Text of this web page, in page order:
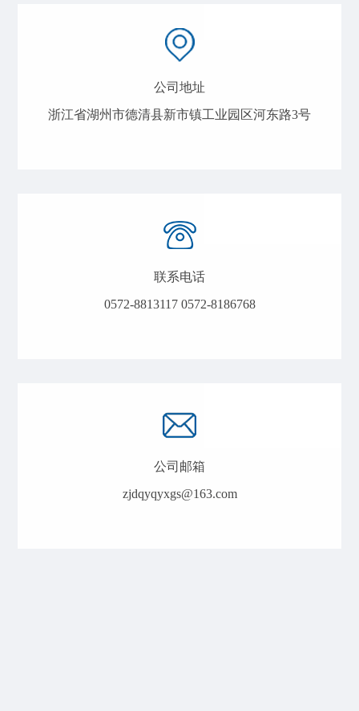
公司地址
浙江省湖州市德清县新市镇工业园区河东路3号
联系电话
0572-8813117 0572-8186768
公司邮箱
zjdqyqyxgs@163.com